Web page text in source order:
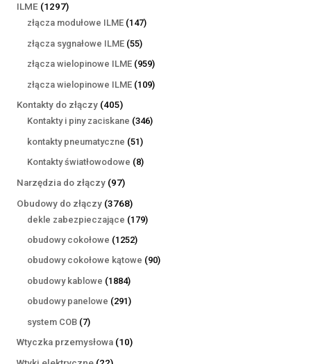
ILME 12971297
produktów
złącza modułowe ILME 147147
złącza sygnałowe ILME 5555
produktów
złącza wielopinowe ILME 959959
produktów
złącza wielopinowe ILME 109109
Kontakty do złączy 405405
produktów
Kontakty i piny zaciskane 346346
kontakty pneumatyczne 5151
produktów
Kontakty światłowodowe 88
Narzędzia do złączy 9797
produktów
Obudowy do złączy 37683768
produktów
dekle zabezpieczające 179179
obudowy cokołowe 12521252
produkty
obudowy cokołowe kątowe 9090
obudowy kablowe 18841884
produkty
obudowy panelowe 291291
system COB 77
produktów
Wtyczka przemysłowa 1010